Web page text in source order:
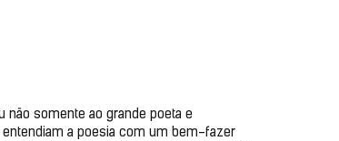
não somente ao grande poeta e
a poesia com um bem-fazer